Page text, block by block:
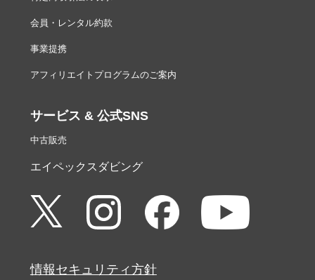
寸法・質
約134×100.5×69.5mm
約675g(バッテリーおよびメモリーカードを含む、ボデ
ィーキャップを除く)
温度：0～40℃
湿度：85％以下(結露しないこと)
各注釈および仕様詳細は公式にてご確認ください。
会員・レンタル約款
事業提携
アフィリエイトプログラムのご案内
サービス & 公式SNS
中古販売
エイペックスダビング
情報セキュリティ方針